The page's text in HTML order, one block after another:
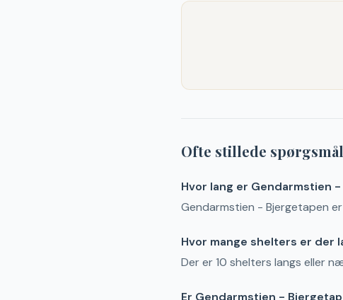
Ofte stillede
Hvor lang er Gendarmstien
Gendarmstien - Bjergetapen
Hvor mange shelters er der
Der er 10 shelters langs eller
Er Gendarmstien -